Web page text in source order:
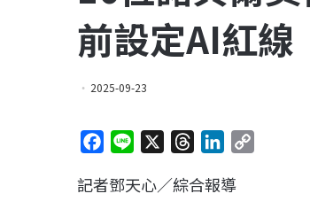
前設定AI紅線
2025-09-23
c
n
r
n
記者鄧天心／綜合報導